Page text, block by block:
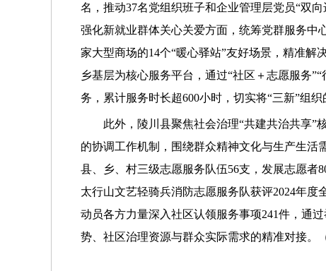
名，推动37名党组织班子和企业管理层党员“双
强化新就业群体关心关爱方面，统筹党群服务中
家大型商场的14个“暖心驿站”友好场景，精准
乡基层为核心服务平台，通过“社区＋志愿服务
务，累计服务时长超600小时，切实将“三新”组
此外，陵川县聚焦社会治理“共建共治共享”
的协调工作机制，围绕群众精神文化与生产生活
县、乡、村三级志愿服务队伍56支，发展志愿者
太行山文艺轻骑兵消防志愿服务队获评2024年度
动员各方力量深入社区认领服务事项241件，通
势、社区治理资源与群众实际需求的精准对接。